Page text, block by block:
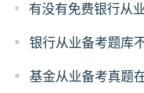
基金从业备考真题